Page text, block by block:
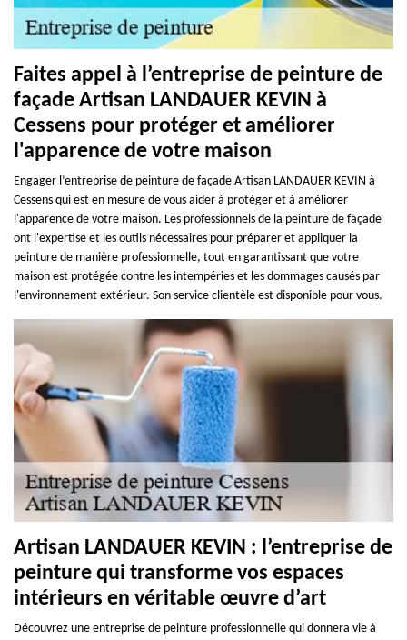
Faites appel à l’entreprise de peinture de
façade Artisan LANDAUER KEVIN à
Cessens pour protéger et améliorer
l'apparence de votre maison
Engager l’entreprise de peinture de façade Artisan LANDAUER KEVIN à
Cessens qui est en mesure de vous aider à protéger et à améliorer
l'apparence de votre maison. Les professionnels de la peinture de façade
ont l'expertise et les outils nécessaires pour préparer et appliquer la
peinture de manière professionnelle, tout en garantissant que votre
maison est protégée contre les intempéries et les dommages causés par
l'environnement extérieur. Son service clientèle est disponible pour vous.
Artisan LANDAUER KEVIN : l’entreprise de
peinture qui transforme vos espaces
intérieurs en véritable œuvre d’art
Découvrez une entreprise de peinture professionnelle qui donnera vie à